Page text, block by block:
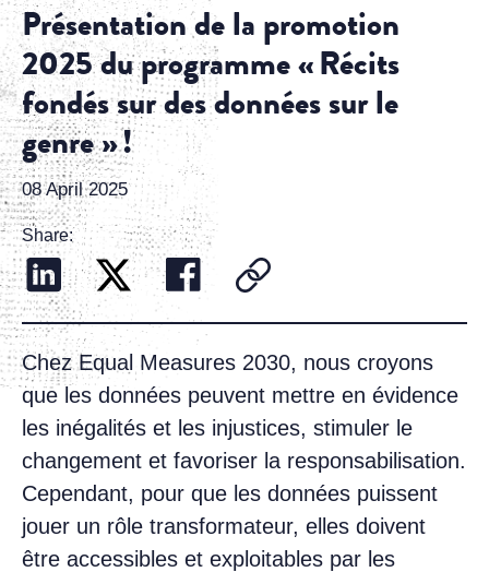
Présentation de la promotion
2025 du programme « Récits
fondés sur des données sur le
genre » !
08 April 2025
Share:
Chez Equal Measures 2030, nous croyons
que les données peuvent mettre en évidence
les inégalités et les injustices, stimuler le
changement et favoriser la responsabilisation.
Cependant, pour que les données puissent
jouer un rôle transformateur, elles doivent
être accessibles et exploitables par les